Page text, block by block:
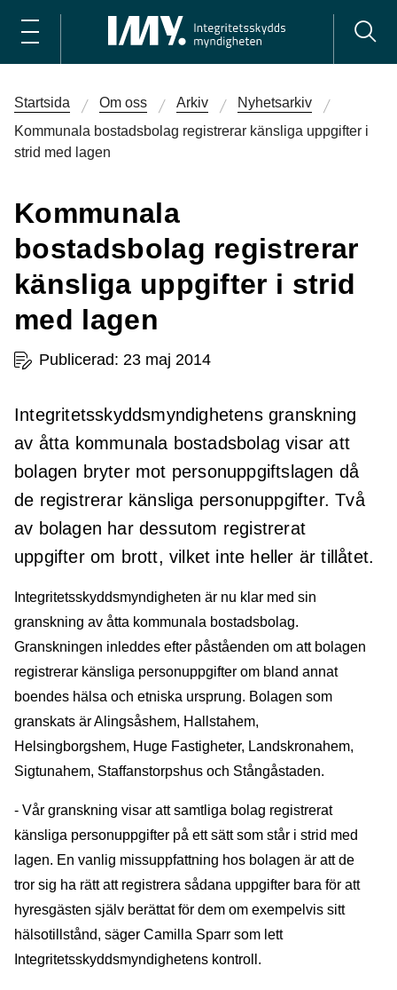
Startsida Om oss Arkiv
Nyhetsarkiv
Kommunala bostadsbolag registrerar känsliga uppgifter i
strid med lagen
Kommunala
bostadsbolag registrerar
känsliga uppgifter i strid
med lagen
Publicerad: 23 maj 2014
Integritetsskyddsmyndighetens granskning
av åtta kommunala bostadsbolag visar att
bolagen bryter mot personuppgiftslagen då
de registrerar känsliga personuppgifter. Två
av bolagen har dessutom registrerat
uppgifter om brott, vilket inte heller är tillåtet.
Integritetsskyddsmyndigheten är nu klar med sin
granskning av åtta kommunala bostadsbolag.
Granskningen inleddes efter påståenden om att bolagen
registrerar känsliga personuppgifter om bland annat
boendes hälsa och etniska ursprung. Bolagen som
granskats är Alingsåshem, Hallstahem,
Helsingborgshem, Huge Fastigheter, Landskronahem,
Sigtunahem, Staffanstorpshus och Stångåstaden.
- Vår granskning visar att samtliga bolag registrerat
känsliga personuppgifter på ett sätt som står i strid med
lagen. En vanlig missuppfattning hos bolagen är att de
tror sig ha rätt att registrera sådana uppgifter bara för att
hyresgästen själv berättat för dem om exempelvis sitt
hälsotillstånd, säger Camilla Sparr som lett
Integritetsskyddsmyndighetens kontroll.